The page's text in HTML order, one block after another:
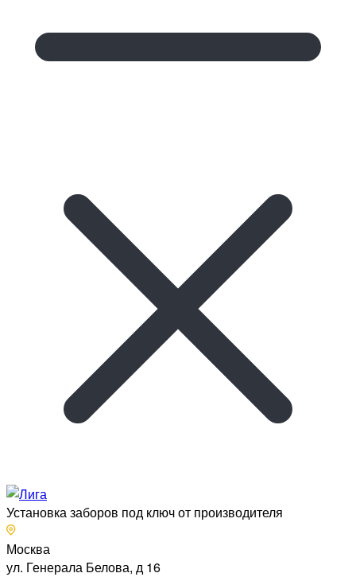
Установка заборов под ключ от производителя
Москва
ул. Генерала Белова, д 16